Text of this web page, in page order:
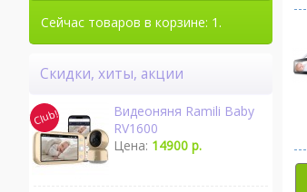
Сейчас товаров в корзине: 1.
Скидки, хиты, акции
Видеоняня Ramili Baby
RV1600
Цена: 14900 р.